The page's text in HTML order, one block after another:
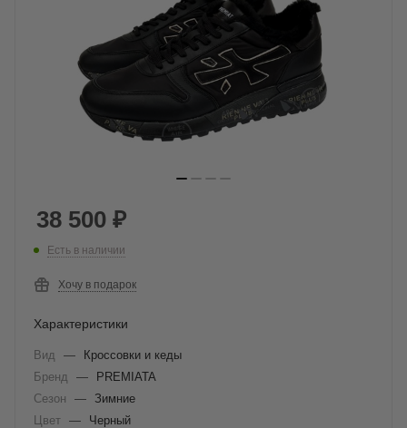
38 500 ₽
Есть в наличии
Хочу в подарок
Характеристики
Вид —
Кроссовки и кеды
Бренд
—
PREMIATA
Сезон
— Зимние
Цвет —
Черный